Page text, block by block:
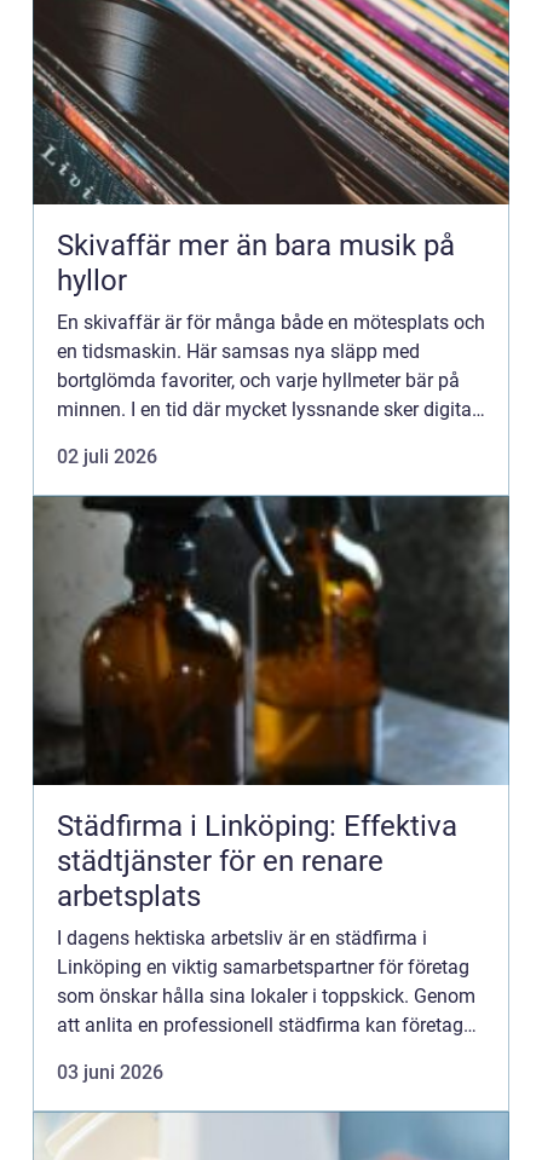
Skivaffär mer än bara musik på
hyllor
En skivaffär är för många både en mötesplats och
en tidsmaskin. Här samsas nya släpp med
bortglömda favoriter, och varje hyllmeter bär på
minnen. I en tid där mycket lyssnande sker digitalt
roll: d...
02 juli 2026
Städfirma i Linköping: Effektiva
städtjänster för en renare
arbetsplats
I dagens hektiska arbetsliv är en städfirma i
Linköping en viktig samarbetspartner för företag
som önskar hålla sina lokaler i toppskick. Genom
att anlita en professionell städfirma kan företag
03 juni 2026